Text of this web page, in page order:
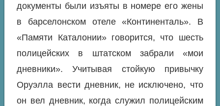
документы были изъяты в номере его жены
в барселонском отеле «Континенталь». В
«Памяти Каталонии» говорится, что шесть
полицейских в штатском забрали «мои
дневники». Учитывая стойкую привычку
Оруэлла вести дневник, не исключено, что
он вел дневник, когда служил полицейским